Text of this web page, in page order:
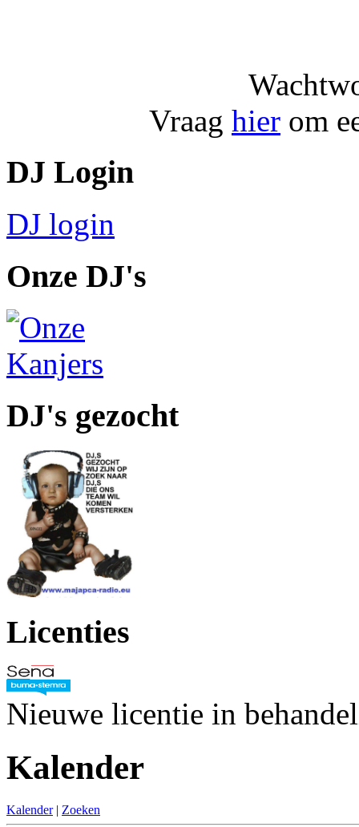
Vraag hier om
DJ Login
DJ login
Onze DJ's
DJ's gezocht
Licenties
Nieuwe licentie in
Kalender
Kalender | Zoeken